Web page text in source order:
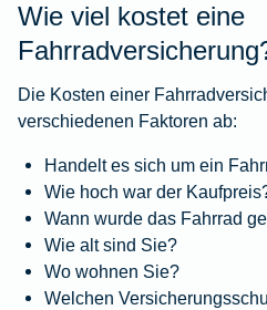
Wie viel kostet eine
Die Kosten einer
verschiedenen Faktoren ab:
Handelt es sich um ein
Wie hoch war der
Wann wurde das Fahrrad
Wie alt sind Sie?
Wo wohnen Sie?
Welchen